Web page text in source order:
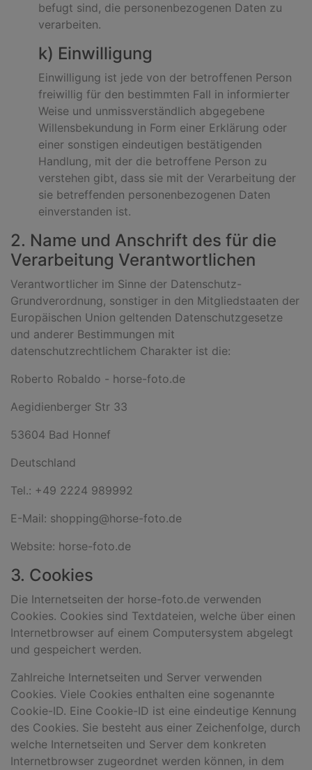
befugt sind, die personenbezogenen Daten zu
verarbeiten.
k) Einwilligung
Einwilligung ist jede von der betroffenen Person
freiwillig für den bestimmten Fall in informierter
Weise und unmissverständlich abgegebene
Willensbekundung in Form einer Erklärung oder
einer sonstigen eindeutigen bestätigenden
Handlung, mit der die betroffene Person zu
verstehen gibt, dass sie mit der Verarbeitung der
sie betreffenden personenbezogenen Daten
einverstanden ist.
2. Name und Anschrift des für die
Verarbeitung Verantwortlichen
Verantwortlicher im Sinne der Datenschutz-
Grundverordnung, sonstiger in den Mitgliedstaaten der
Europäischen Union geltenden Datenschutzgesetze
und anderer Bestimmungen mit
datenschutzrechtlichem Charakter ist die:
Roberto Robaldo - horse-foto.de
Aegidienberger Str 33
53604 Bad Honnef
Deutschland
Tel.: +49 2224 989992
E-Mail: shopping@horse-foto.de
Website: horse-foto.de
3. Cookies
Die Internetseiten der horse-foto.de verwenden
Cookies. Cookies sind Textdateien, welche über einen
Internetbrowser auf einem Computersystem abgelegt
und gespeichert werden.
Zahlreiche Internetseiten und Server verwenden
Cookies. Viele Cookies enthalten eine sogenannte
Cookie-ID. Eine Cookie-ID ist eine eindeutige Kennung
des Cookies. Sie besteht aus einer Zeichenfolge, durch
welche Internetseiten und Server dem konkreten
Internetbrowser zugeordnet werden können, in dem